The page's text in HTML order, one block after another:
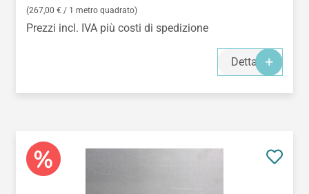
(267,00 € / 1 metro quadrato)
Prezzi incl. IVA più costi di spedizione
Dettagli